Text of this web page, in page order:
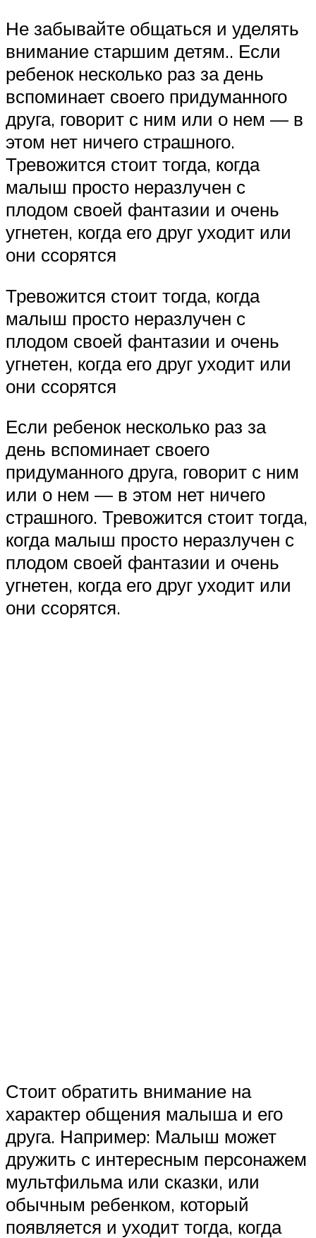
Не забывайте общаться и уделять
внимание старшим детям.. Если
ребенок несколько раз за день
вспоминает своего придуманного
друга, говорит с ним или о нем — в
этом нет ничего страшного.
Тревожится стоит тогда, когда
малыш просто неразлучен с
плодом своей фантазии и очень
угнетен, когда его друг уходит или
они ссорятся
Тревожится стоит тогда, когда
малыш просто неразлучен с
плодом своей фантазии и очень
угнетен, когда его друг уходит или
они ссорятся
Если ребенок несколько раз за
день вспоминает своего
придуманного друга, говорит с ним
или о нем — в этом нет ничего
страшного. Тревожится стоит тогда,
когда малыш просто неразлучен с
плодом своей фантазии и очень
угнетен, когда его друг уходит или
они ссорятся.
Стоит обратить внимание на
характер общения малыша и его
друга. Например: Малыш может
дружить с интересным персонажем
мультфильма или сказки, или
обычным ребенком, который
появляется и уходит тогда, когда